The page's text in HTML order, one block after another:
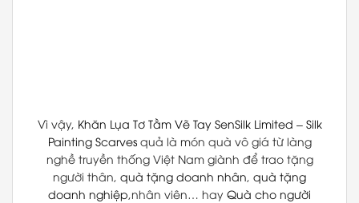
Vì vậy, Khăn Lụa Tơ Tằm Vẽ Tay SenSilk Limited – Silk
Painting Scarvesquả là món quà vô giá từ làng
nghề truyền thống Việt Nam giành để trao tặng
người thân, quà tặng doanh nhân, quà tặng
doanh nghiệp,nhân viên… hay Quà cho người